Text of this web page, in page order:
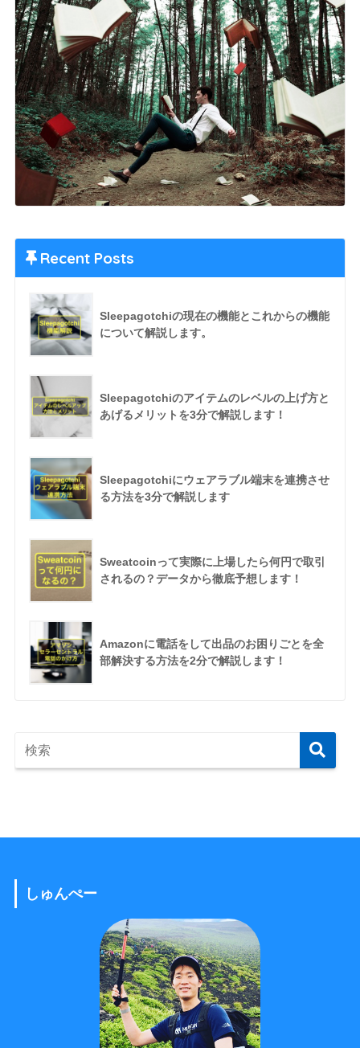
Recent Posts
Sleepagotchiの現在の機能とこれからの機能
について解説します。
Sleepagotchiのアイテムのレベルの上げ方と
あげるメリットを3分で解説します！
Sleepagotchiにウェアラブル端末を連携させ
る方法を3分で解説します
Sweatcoinって実際に上場したら何円で取引
されるの？データから徹底予想します！
Amazonに電話をして出品のお困りごとを全
部解決する方法を2分で解説します！
しゅんぺー